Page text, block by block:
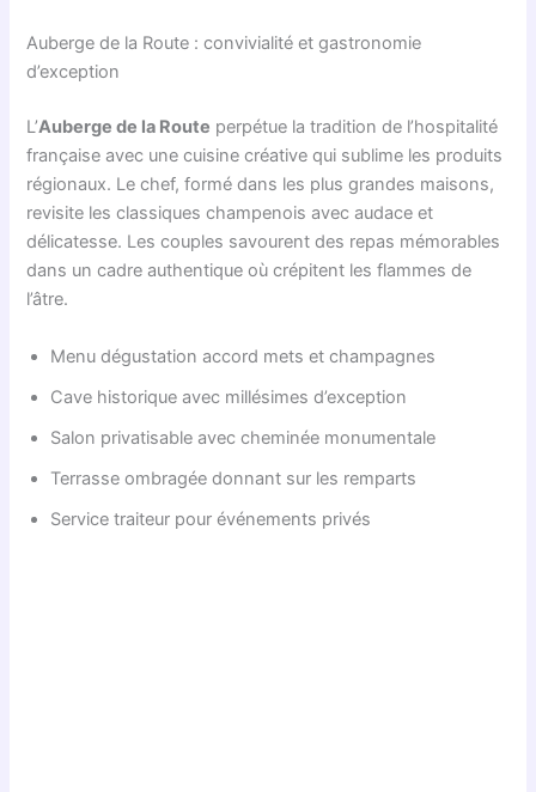
Auberge de la Route : convivialité et gastronomie
d’exception
L’Auberge de la Route perpétue la tradition de l’hospitalité
française avec une cuisine créative qui sublime les produits
régionaux. Le chef, formé dans les plus grandes maisons,
revisite les classiques champenois avec audace et
délicatesse. Les couples savourent des repas mémorables
dans un cadre authentique où crépitent les flammes de
l’âtre.
Menu dégustation accord mets et champagnes
Cave historique avec millésimes d’exception
Salon privatisable avec cheminée monumentale
Terrasse ombragée donnant sur les remparts
Service traiteur pour événements privés